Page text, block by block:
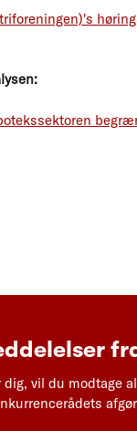
vil du modtage